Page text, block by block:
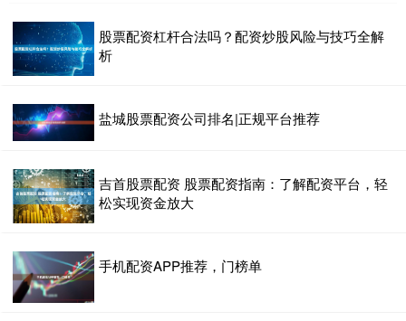
股票配资杠杆合法吗？配资炒股风险与技巧全解
析
盐城股票配资公司排名|正规平台推荐
吉首股票配资 股票配资指南：了解配资平台，轻
松实现资金放大
手机配资APP推荐，门榜单